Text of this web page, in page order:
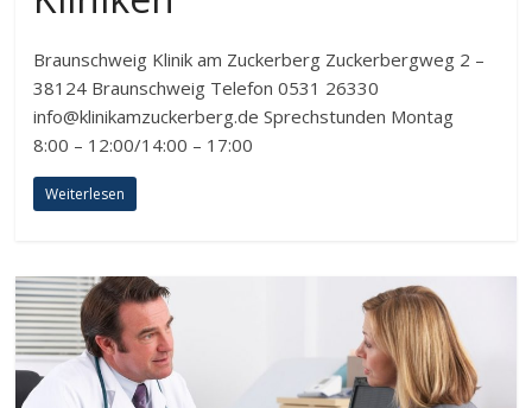
Braunschweig Klinik am Zuckerberg Zuckerbergweg 2 –
38124 Braunschweig Telefon 0531 26330
info@klinikamzuckerberg.de Sprechstunden Montag
8:00 – 12:00/14:00 – 17:00
Weiterlesen